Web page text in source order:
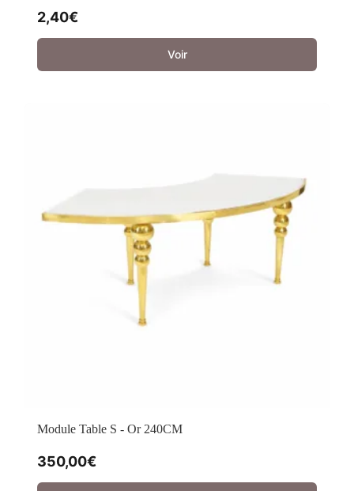
2,40€
Voir
Module Table S - Or 240CM
350,00€